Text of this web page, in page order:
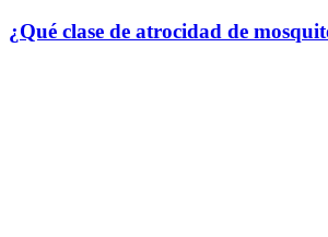
¿Qué clase de atrocidad de